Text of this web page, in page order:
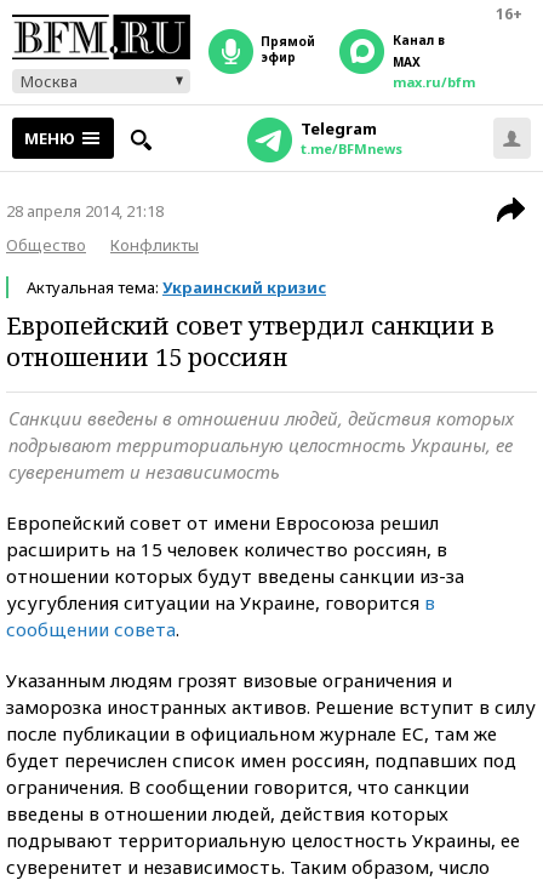
16+
Москва
прямой
эфир
Канал в
MAX
max.ru/bfm
МЕНЮ Telegram
t.me/BFMnews
28 апреля 2014, 21:18
Общество
Конфликты
Актуальная тема: Украинский кризис
Европейский совет утвердил санкции в
отношении 15 россиян
Санкции введены в отношении людей, действия которых
подрывают территориальную целостность Украины, ее
суверенитет и независимость
Европейский совет от имени Евросоюза решил
расширить на 15 человек количество россиян, в
отношении которых будут введены санкции из-за
усугубления ситуации на Украине, говорится в
сообщении совета.
Указанным людям грозят визовые ограничения и
заморозка иностранных активов. Решение вступит в силу
после публикации в официальном журнале ЕС, там же
будет перечислен список имен россиян, подпавших под
ограничения. В сообщении говорится, что санкции
введены в отношении людей, действия которых
подрывают территориальную целостность Украины, ее
суверенитет и независимость. Таким образом, число